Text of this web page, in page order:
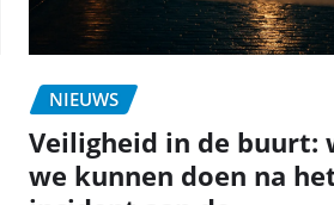
NIEUWS
Veiligheid in de buurt:
we kunnen doen na